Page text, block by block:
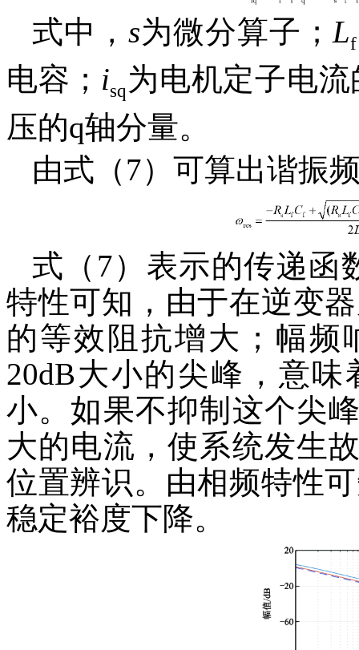
式中，s为微分算子； Lf
电容； isq 为电机定子电
压的q轴分量。
由式（7）可算出谐振
式（7）表示的传递函
特性可知，由于在逆变
的等效阻抗增大；幅频
20dB大小的尖峰，意
小。如果不抑制这个尖
大的电流，使系统发生
位置辨识。由相频特性
稳定裕度下降。